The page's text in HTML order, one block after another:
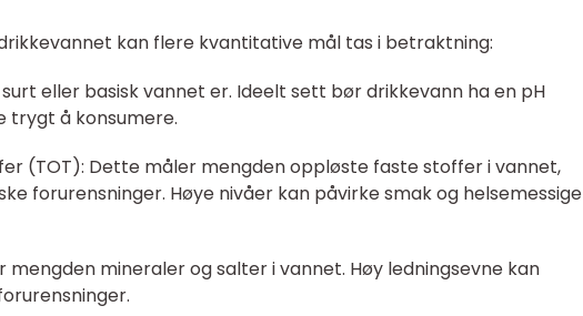
kan flere kvantitative mål tas i betraktning:
eller basisk vannet er. Ideelt sett bør drikkevann ha en pH
trygt å konsumere.
(TOT): Dette måler mengden oppløste faste stoffer i vannet,
forurensninger. Høye nivåer kan påvirke smak og helsemessige
mengden mineraler og salter i vannet. Høy ledningsevne kan